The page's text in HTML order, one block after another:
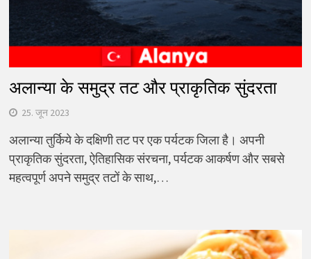
अलान्या के समुद्र तट और प्राकृतिक सुंदरता
25. जून 2023
अलान्या तुर्किये के दक्षिणी तट पर एक पर्यटक जिला है। अपनी
प्राकृतिक सुंदरता, ऐतिहासिक संरचना, पर्यटक आकर्षण और सबसे
महत्वपूर्ण अपने समुद्र तटों के साथ,…